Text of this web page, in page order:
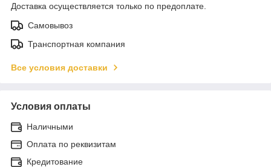
Доставка осуществляется только по предоплате.
Самовывоз
Транспортная компания
Все условия доставки
Условия оплаты
Наличными
Оплата по реквизитам
Кредитование